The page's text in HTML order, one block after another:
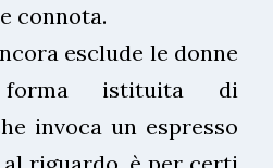
connota.
esclude le donne
istituita di
invoca un espresso
riguardo, è per certi